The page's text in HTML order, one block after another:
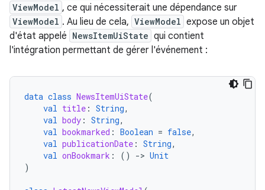
ViewModel , ce qui nécessiterait une dépendance sur
ViewModel . Au lieu de cela, ViewModel expose un objet
d'état appelé NewsItemUiState qui contient
l'intégration permettant de gérer l'événement :
data class NewsItemUiState(
val title : String,
val body : String,
val bookmarked : Boolean = false,
val publicationDate : String,
val onBookmark : () -> Unit
)